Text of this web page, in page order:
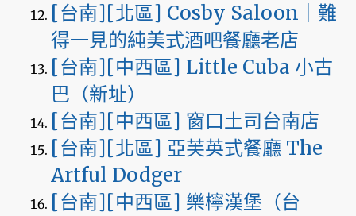
[台南][北區] Cosby Saloon｜難
得一見的純美式酒吧餐廳老店
[台南][中西區] Little Cuba 小古
巴（新址）
[台南][中西區] 窗口土司台南店
[台南][北區] 亞芙英式餐廳 The
Artful Dodger
[台南][中西區] 樂檸漢堡（台